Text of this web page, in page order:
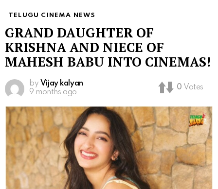
TELUGU CINEMA NEWS
GRAND DAUGHTER OF
KRISHNA AND NIECE OF
MAHESH BABU INTO CINEMAS!
by Vijay kalyan
9 months ago
0 Votes